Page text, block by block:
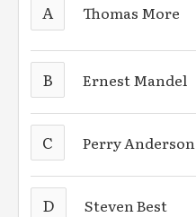
A Thomas More
B Ernest Mandel
C Perry Anderson
D Steven Best